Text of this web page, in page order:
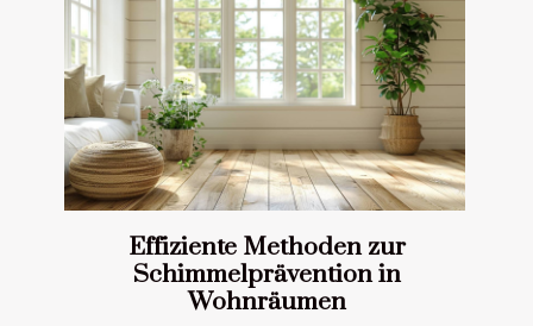
Effiziente Methoden zur
Schimmelprävention in
Wohnräumen